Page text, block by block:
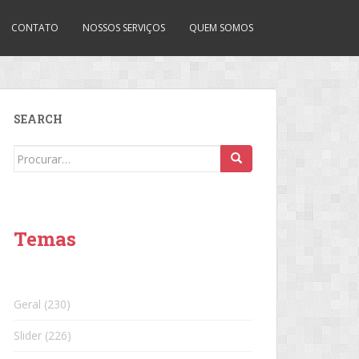
CONTATO NOSSOS SERVIÇOS QUEM SOMOS
SEARCH
Search
Temas
Geral (230)
Slider (226)